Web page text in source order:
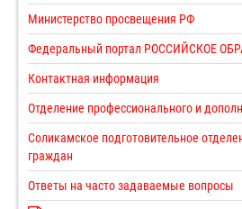
Министерство просвещения РФ
Федеральный портал РОССИЙСКОЕ
Контактная информация
Отделение профессионального и
Соликамское подготовительное
граждан
Ответы на часто задаваемые вопросы